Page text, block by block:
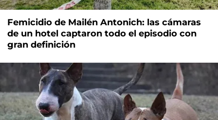
Femicidio de Mailén Antonich: las cámaras
de un hotel captaron todo el episodio con
gran definición